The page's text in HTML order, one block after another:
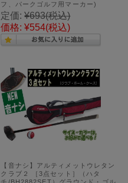
フ、パークゴルフ用マーカー)
定価: ¥693(税込)
価格: ¥554(税込)
【音ナシ】アルティメットウレタン
クラブ２ ［3点セット］（ハタ